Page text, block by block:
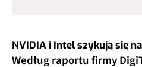
NVIDIA i Intel szykują się
Według raportu firmy